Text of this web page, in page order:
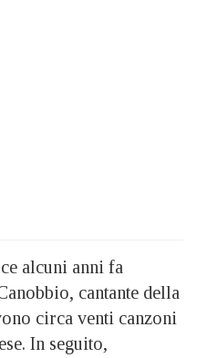
alcuni anni fa
cantante della
circa venti canzoni
In seguito,